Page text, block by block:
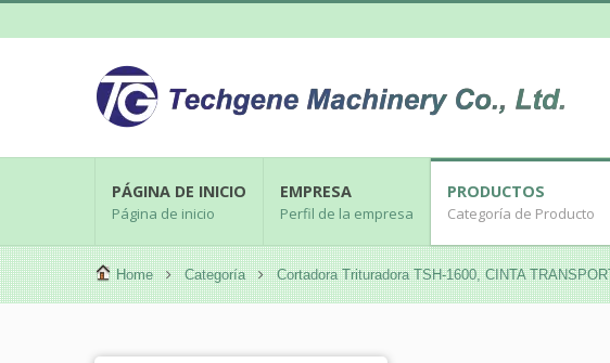
PÁGINA DE INICIO
Página de inicio
EMPRESA
Perfil de la empresa
PRODUCTOS
Categoría de Producto
Home Categoría Cortadora Trituradora TSH-1600, CINTA